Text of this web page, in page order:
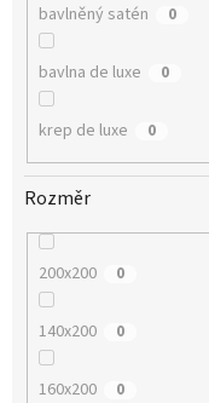
bavlněný satén 0
bavlna de luxe 0
krep de luxe 0
Rozměr
200x200 0
140x200 0
160x200 0